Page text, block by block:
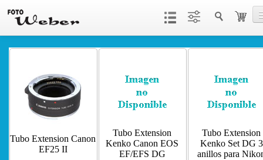
Productos
Servicios
Contacto
Tubo Extension Canon
EF25 II
Tubo Extension
Kenko Canon EOS
EF/EFS DG
Tubo Extension
Kenko Set DG 3
anillos para